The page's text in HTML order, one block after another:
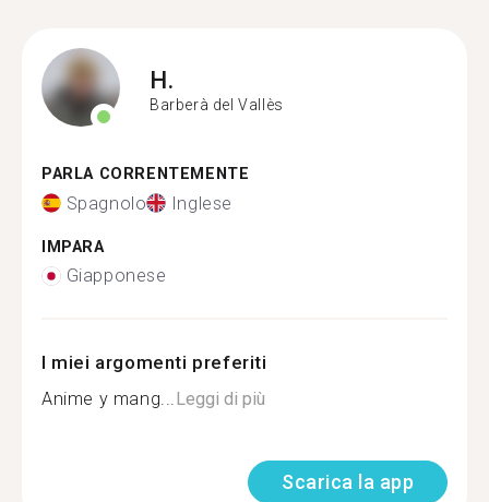
H.
Barberà del Vallès
PARLA CORRENTEMENTE
Spagnolo Inglese
IMPARA
Giapponese
I miei argomenti preferiti
Anime y mang...Leggi di più
Scarica la app